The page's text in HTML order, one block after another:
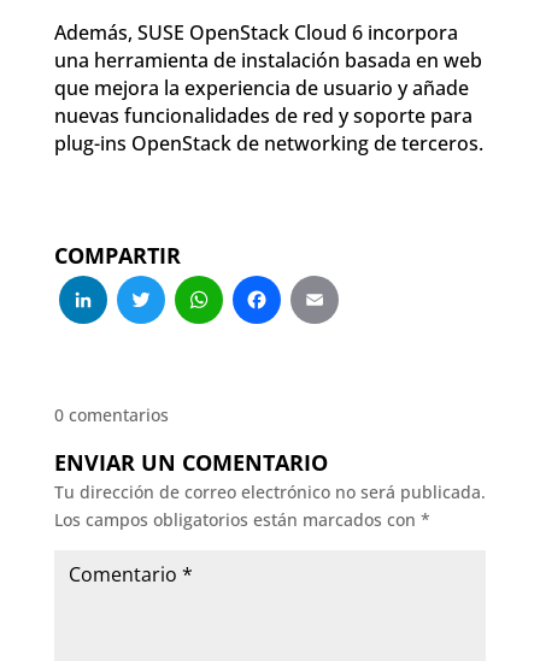
Además, SUSE OpenStack Cloud 6 incorpora
una herramienta de instalación basada en web
que mejora la experiencia de usuario y añade
nuevas funcionalidades de red y soporte para
plug-ins OpenStack de networking de terceros.
COMPARTIR
LinkedIn
Twitter
WhatsApp
Facebook
0 comentarios
ENVIAR UN COMENTARIO
Tu dirección de correo electrónico no será publicada.
Los campos obligatorios están marcados con *